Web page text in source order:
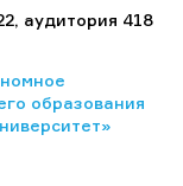
аудитория 418
образования